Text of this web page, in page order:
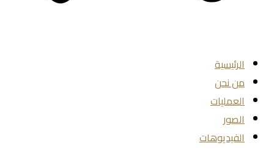
الرئيسية
من نحن
العمليات
الصور
الفيديوهات